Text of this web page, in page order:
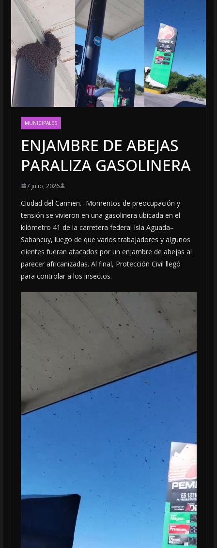
MUNICIPALES
ENJAMBRE DE ABEJAS
PARALIZA GASOLINERA
7 julio, 2026
Ciudad del Carmen.- Momentos de preocupación y
tensión se vivieron en una gasolinera ubicada en el
kilómetro 41 de la carretera federal Isla Aguada–
Sabancuy, luego de que varios trabajadores y algunos
clientes fueran atacados por un enjambre de abejas al
parecer africanizadas. Al final, Protección Civil llegó
para controlar a los insectos.